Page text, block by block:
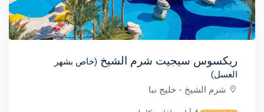
ريكسوس سيجيت شرم الشيخ (خاص بشهر
العسل)
شرم الشيخ - خليج نبا